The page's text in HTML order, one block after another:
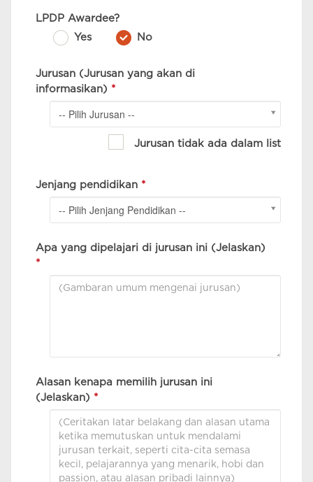
LPDP Awardee?
Yes
No
Jurusan (Jurusan yang akan di
informasikan) *
-- Pilih Jurusan --
Jurusan tidak ada dalam list
Jenjang pendidikan *
-- Pilih Jenjang Pendidikan --
Apa yang dipelajari di jurusan ini (Jelaskan)
*
Alasan kenapa memilih jurusan ini
(Jelaskan) *